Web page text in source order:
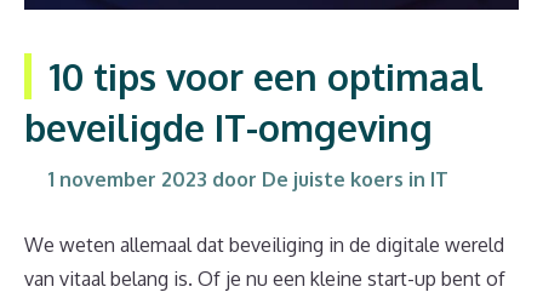
10 tips voor een optimaal
beveiligde IT-omgeving
1 november 2023 door De juiste koers in IT
We weten allemaal dat beveiliging in de digitale wereld
van vitaal belang is. Of je nu een kleine start-up bent of